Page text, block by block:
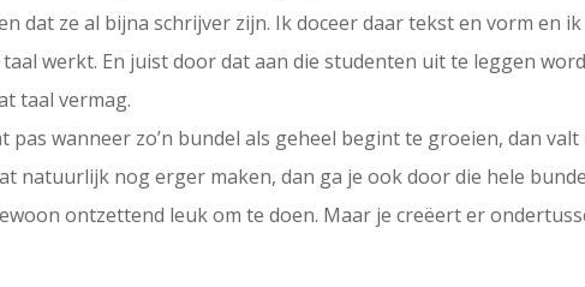
dat ze al bijna schrijver zijn. Ik doceer daar tekst en vorm en
werkt. En juist door dat aan die studenten uit te leggen
taal vermag.
pas wanneer zo’n bundel als geheel begint te groeien, dan
natuurlijk nog erger maken, dan ga je ook door die hele
ontzettend leuk om te doen. Maar je creëert er